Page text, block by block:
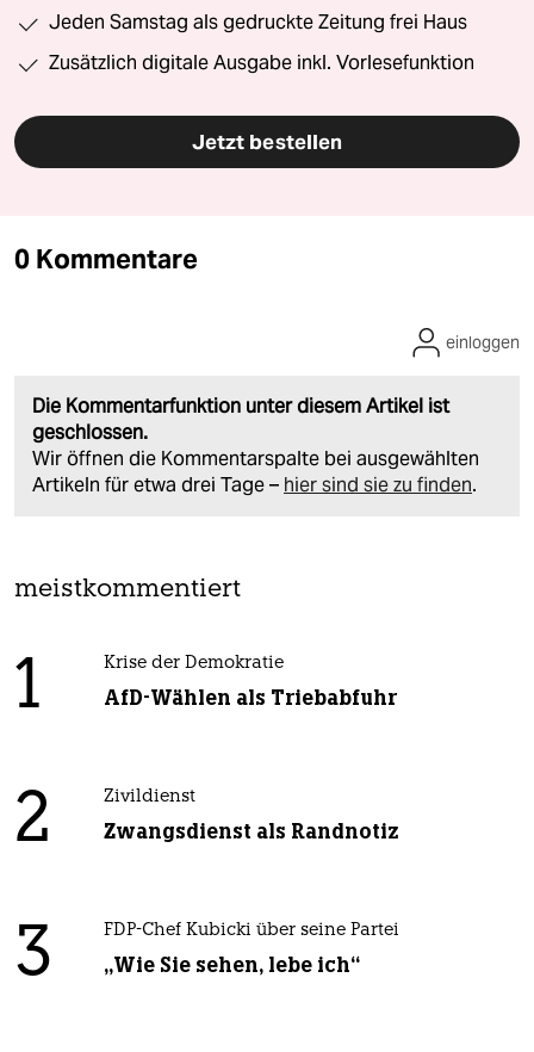
Jeden Samstag als gedruckte Zeitung frei Haus
Zusätzlich digitale Ausgabe inkl. Vorlesefunktion
Jetzt bestellen
0 Kommentare
Die Kommentarfunktion unter diesem Artikel ist
geschlossen.
Wir öffnen die Kommentarspalte bei ausgewählten
Artikeln für etwa drei Tage – hier sind sie zu finden.
einloggen
meistkommentiert
1 Krise der Demokratie
AfD-Wählen als Triebabfuhr
2 Zivildienst
Zwangsdienst als Randnotiz
3 FDP-Chef Kubicki über seine Partei
„Wie Sie sehen, lebe ich“